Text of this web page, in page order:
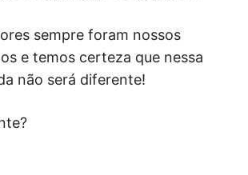
sempre foram nossos
e temos certeza que nessa
não será diferente!